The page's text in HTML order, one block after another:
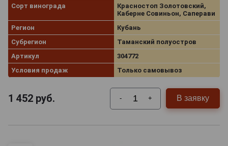
Сорт винограда
Красностоп Золотовский,
Каберне Совиньон, Саперави
Регион
Кубань
Субрегион
Таманский полуостров
Артикул
304772
Условия продаж
Только самовывоз
1 452 руб. - + В заявку